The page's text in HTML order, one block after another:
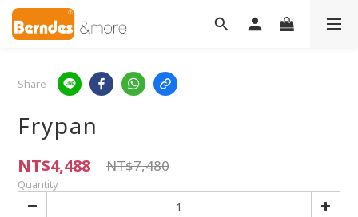
Share
Frypan
NT$4,488 NT$7,480
Quantity